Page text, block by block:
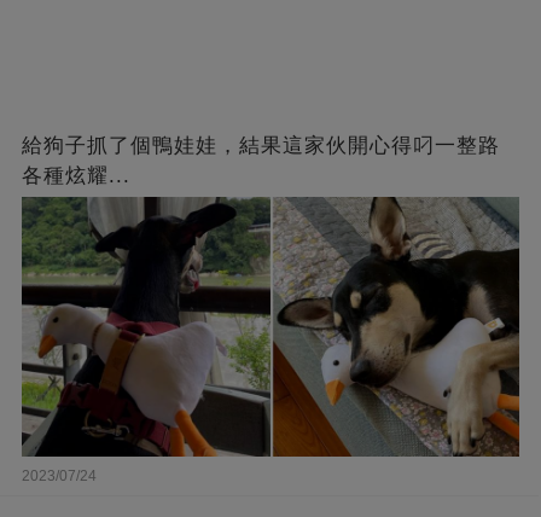
給狗子抓了個鴨娃娃，結果這家伙開心得叼一整路
各種炫耀...
2023/07/24